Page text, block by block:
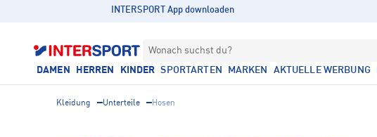
INTERSPORT App downloaden
Wonach suchst du?
DAMEN HERREN KINDER SPORTARTEN MARKEN AKTUELLE WERBUNG
Kleidung Unterteile Hosen